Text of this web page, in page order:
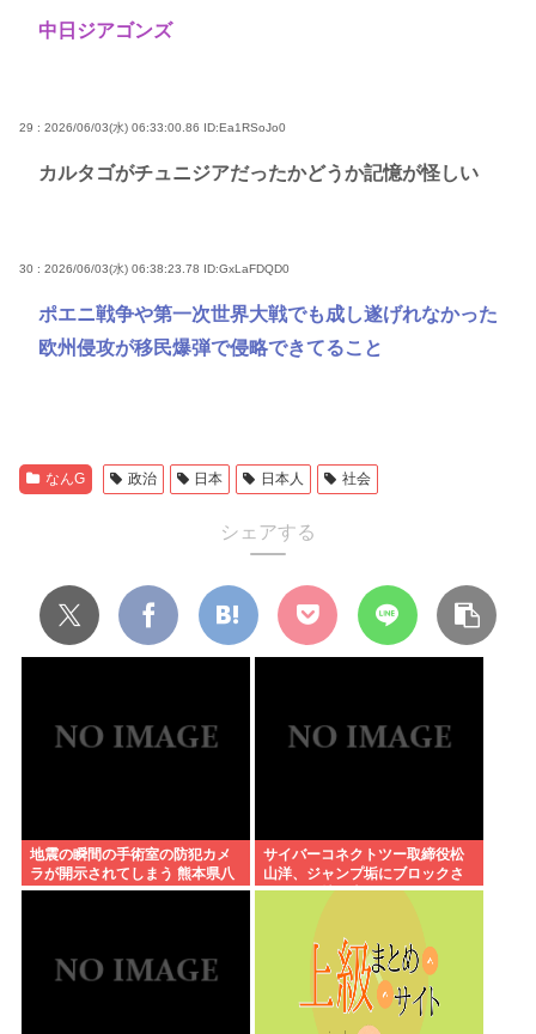
中日ジアゴンズ
29 : 2026/06/03(水) 06:33:00.86 ID:Ea1RSoJo0
カルタゴがチュニジアだったかどうか記憶が怪しい
30 : 2026/06/03(水) 06:38:23.78 ID:GxLaFDQD0
ポエニ戦争や第一次世界大戦でも成し遂げれなかった
欧州侵攻が移民爆弾で侵略できてること
なんG 政治 日本 日本人 社会
シェアする
地震の瞬間の手術室の防犯カメ
ラが開示されてしまう 熊本県八
代
サイバーコネクトツー取締役松
山洋、ジャンプ垢にブロックさ
れてお気持ち表明。何かあった